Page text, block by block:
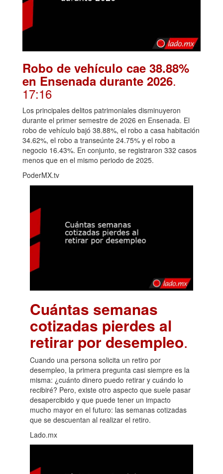
Robo de vehículo cae 38.88%
en Ensenada durante 2026.
17:16
Los principales delitos patrimoniales disminuyeron
durante el primer semestre de 2026 en Ensenada. El
robo de vehículo bajó 38.88%, el robo a casa habitación
34.62%, el robo a transeúnte 24.75% y el robo a
negocio 16.43%. En conjunto, se registraron 332 casos
menos que en el mismo periodo de 2025.
PoderMX.tv
Cuántas semanas
cotizadas pierdes al
retirar por desempleo.
Cuando una persona solicita un retiro por
desempleo, la primera pregunta casi siempre es la
misma: ¿cuánto dinero puedo retirar y cuándo lo
recibiré? Pero, existe otro aspecto que suele pasar
desapercibido y que puede tener un impacto
mucho mayor en el futuro: las semanas cotizadas
que se descuentan al realizar el retiro.
Lado.mx